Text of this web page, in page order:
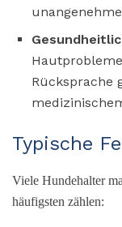
Rücksprache
Typische
Viele Hundehalter
häufigsten zählen: